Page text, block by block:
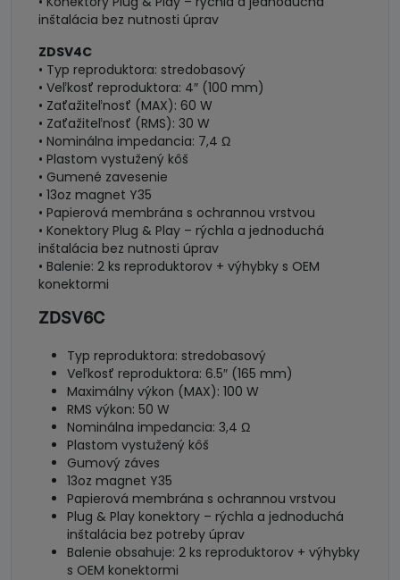
inštalácia bez nutnosti úprav
ZDSV4C
• Typ reproduktora: stredobasový
• Veľkosť reproduktora: 4″ (100 mm)
• Zaťažiteľnosť (MAX): 60 W
• Zaťažiteľnosť (RMS): 30 W
• Nominálna impedancia: 7,4 Ω
• Plastom vystužený kôš
• Gumené zavesenie
• 13oz magnet Y35
• Papierová membrána s ochrannou vrstvou
• Konektory Plug & Play – rýchla a jednoduchá
inštalácia bez nutnosti úprav
• Balenie: 2 ks reproduktorov + výhybky s OEM
konektormi
ZDSV6C
Typ reproduktora: stredobasový
Veľkosť reproduktora: 6.5″ (165 mm)
Maximálny výkon (MAX): 100 W
RMS výkon: 50 W
Nominálna impedancia: 3,4 Ω
Plastom vystužený kôš
Gumový záves
13oz magnet Y35
Papierová membrána s ochrannou vrstvou
Plug & Play konektory – rýchla a jednoduchá
inštalácia bez potreby úprav
Balenie obsahuje: 2 ks reproduktorov + výhybky
s OEM konektormi